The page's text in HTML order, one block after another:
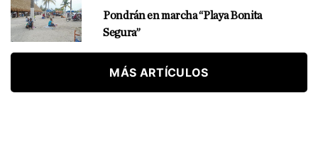
Pondrán en marcha “Playa Bonita
Segura”
MÁS ARTÍCULOS